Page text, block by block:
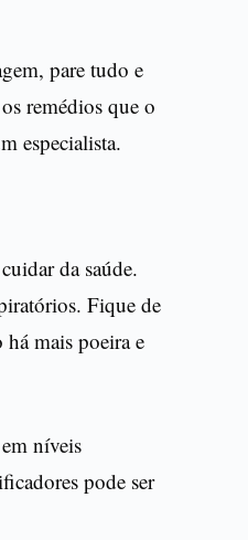
pare tudo e
remédios que o
especialista.
da saúde.
Fique de
há mais poeira e
níveis
pode ser